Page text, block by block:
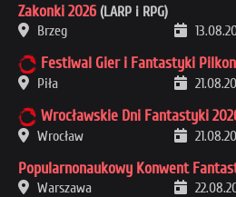
Zakonki 2026 (LARP i RPG)
Brzeg
Festiwal Gier i Fantastyki
Piła
Wrocławskie Dni Fantastyki
Wrocław
Popularnonaukowy Konwent
Warszawa